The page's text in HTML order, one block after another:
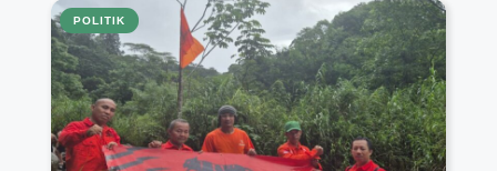
POLITIK